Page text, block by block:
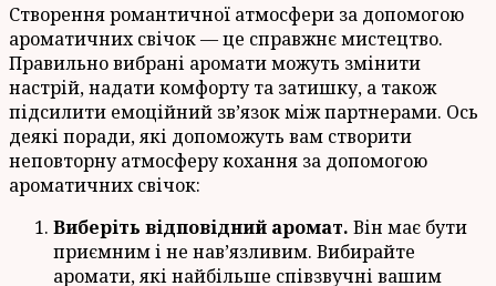
Створення романтичної атмосфери за допомогою
ароматичних свічок — це справжнє мистецтво.
Правильно вибрані аромати можуть змінити
настрій, надати комфорту та затишку, а також
підсилити емоційний зв’язок між партнерами. Ось
деякі поради, які допоможуть вам створити
неповторну атмосферу кохання за допомогою
ароматичних свічок:
Виберіть відповідний аромат. Він має бути
приємним і не нав’язливим. Вибирайте
аромати, які найбільше співзвучні вашим